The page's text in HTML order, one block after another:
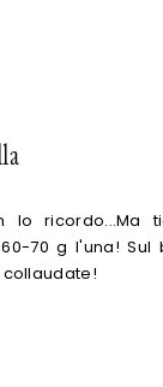
lo ricordo...Ma
70 g l'una! Sul
collaudate!